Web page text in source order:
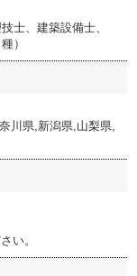
士、建築設備士、
）
川県,新潟県,山梨県,
い。